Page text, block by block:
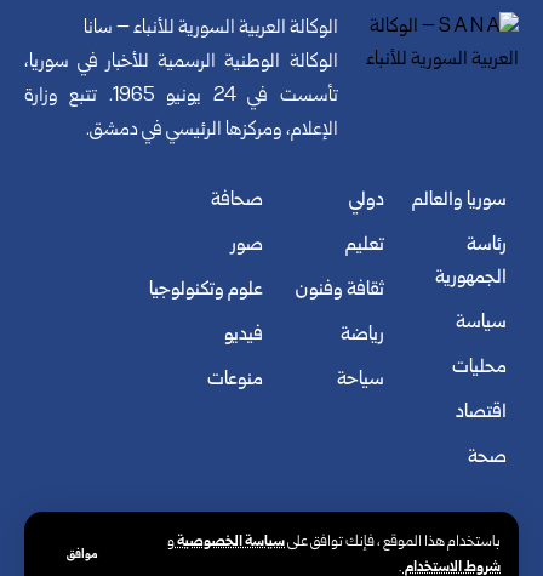
باستخدام هذا الموقع ، فإنك توافق علىسياسة الخصوصيةو
شروط الاستخدام.
موافق
الوكالة العربية السورية للأنباء – سانا
الوكالة الوطنية الرسمية للأخبار في سوريا،
تأسست في 24 يونيو 1965. تتبع وزارة
الإعلام، ومركزها الرئيسي في دمشق.
سوريا والعالم
رئاسة
الجمهورية
سياسة
محليات
اقتصاد
صحة
دولي
تعليم
ثقافة وفنون
رياضة
سياحة
صحافة
صور
علوم وتكنولوجيا
فيديو
منوعات